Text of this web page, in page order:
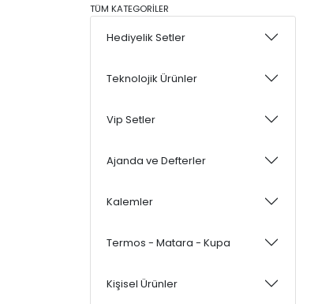
TÜM KATEGORİLER
Hediyelik Setler
Teknolojik Ürünler
Vip Setler
Ajanda ve Defterler
Kalemler
Termos - Matara - Kupa
Kişisel Ürünler